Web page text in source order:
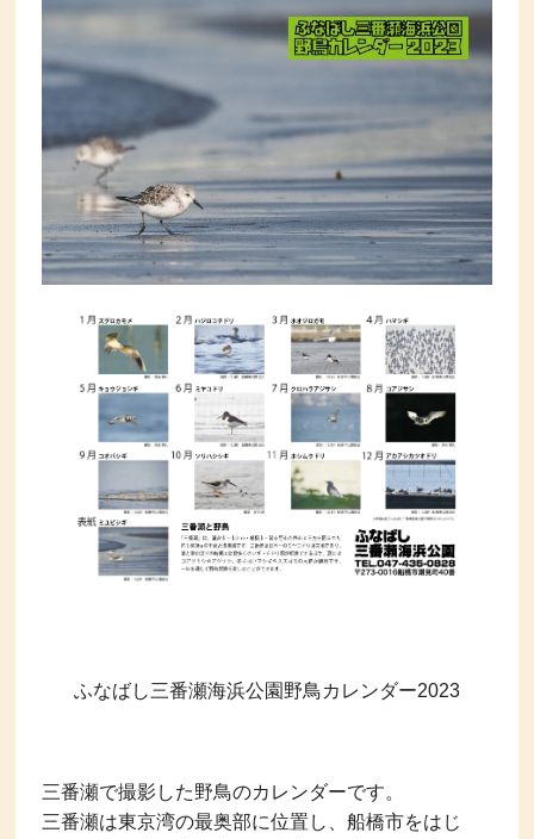
ふなばし三番瀬海浜公園野鳥カレンダー2023
三番瀬で撮影した野鳥のカレンダーです。
三番瀬は東京湾の最奥部に位置し、船橋市をはじ